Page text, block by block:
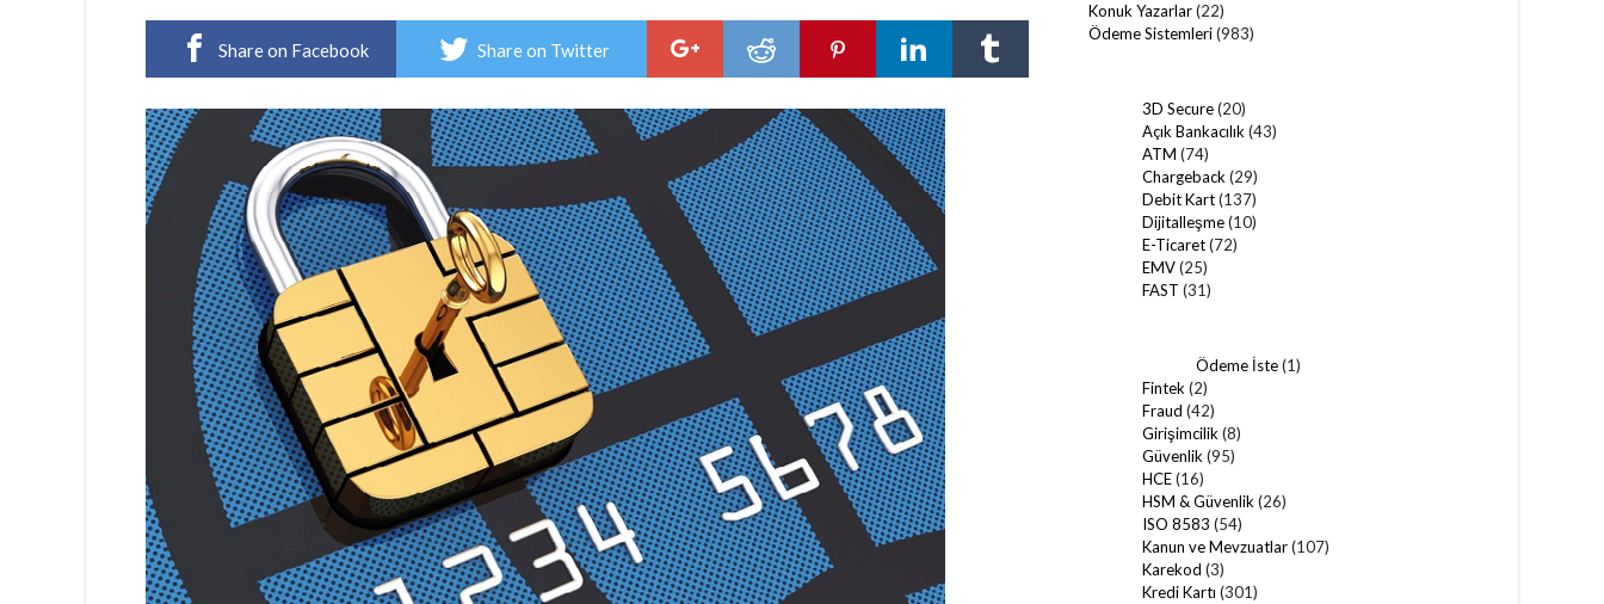
Share on Facebook Share on Twitter
Konuk Yazarlar(22)
Ödeme Sistemleri(983)
3D Secure(20)
Açık Bankacılık (43)
ATM (74)
Chargeback (29)
Debit Kart(137)
Dijitalleşme(10)
E-Ticaret(72)
EMV(25)
FAST (31)
Ödeme İste(1)
Fintek (2)
Fraud (42)
Girişimcilik (8)
Güvenlik (95)
HCE(16)
HSM & Güvenlik (26)
ISO 8583 (54)
Kanun ve Mevzuatlar(107)
Karekod (3)
Kredi Kartı (301)